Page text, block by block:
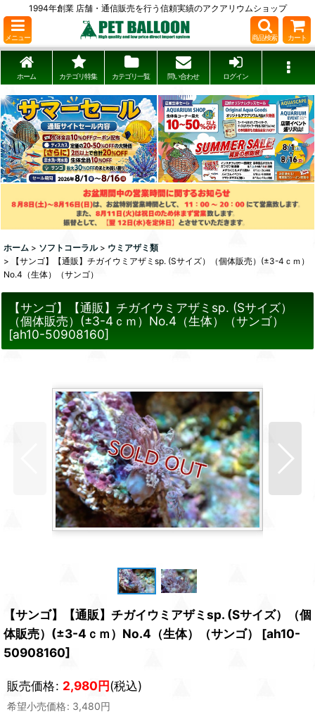
1994年創業 店舗・通信販売を行う信頼実績のアクアリウムショップ
メニュー 商品検索 カート
ホーム カテゴリ特集 カテゴリ一覧 問い合わせ ログイン
ホーム > ソフトコーラル > ウミアザミ類
>
【サンゴ】【通販】チガイウミアザミsp. (Sサイズ）（個体販売）(±3-4ｃｍ）
No.4（生体）（サンゴ）
【サンゴ】【通販】チガイウミアザミsp. (Sサイズ）
（個体販売）(±3-4ｃｍ）No.4（生体）（サンゴ）
[ah10-50908160]
【サンゴ】【通販】チガイウミアザミsp. (Sサイズ）（個
体販売）(±3-4ｃｍ）No.4（生体）（サンゴ）
[ah10-
50908160]
販売価格: 2,980円(税込)
希望小売価格: 3,480円